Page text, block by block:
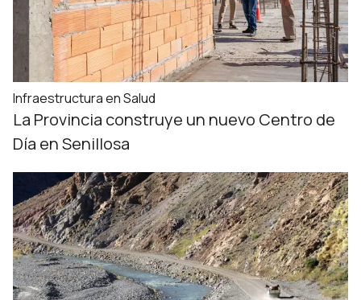
Infraestructura en Salud
La Provincia construye un nuevo Centro de
Día en Senillosa